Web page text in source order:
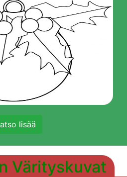
lisää
Värityskuvat